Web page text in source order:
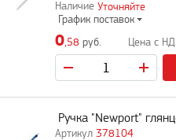
Уточняйте
График поставок
0,58 руб.
378104
Ручка "Newport"